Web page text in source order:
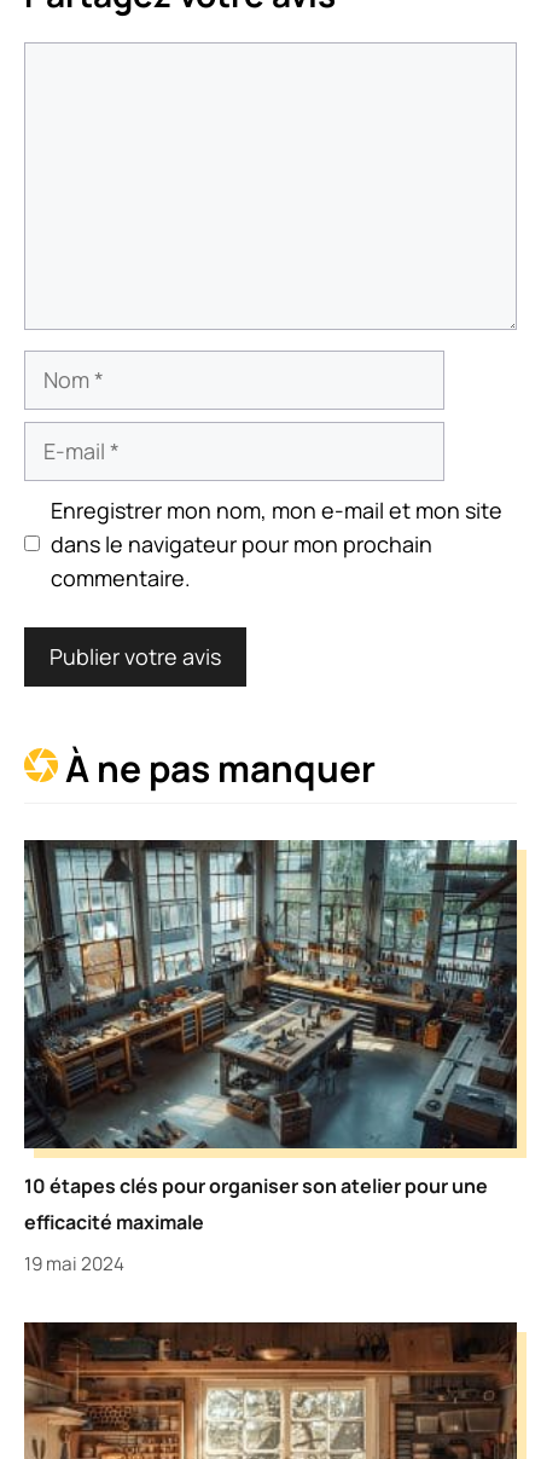
Nom
Enregistrer mon nom, mon e-mail et mon site
dans le navigateur pour mon prochain
commentaire.
À ne pas manquer
10 étapes clés pour organiser son atelier pour une
efficacité maximale
19 mai 2024